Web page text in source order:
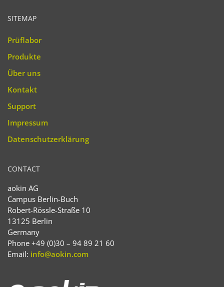
SITEMAP
Prüflabor
Produkte
Über uns
Kontakt
Support
Impressum
Datenschutzerklärung
CONTACT
aokin AG
Campus Berlin-Buch
Robert-Rössle-Straße 10
13125 Berlin
Germany
Phone +49 (0)30 – 94 89 21 60
Email: info@aokin.com